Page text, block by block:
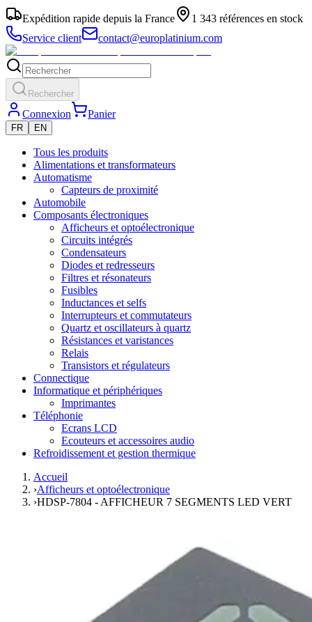
Expédition rapide depuis la France
1 343 références en stock
Service client
contact@europlatinium.com
Rechercher
Connexion Panier
FR EN
Tous les produits
Alimentations et transformateurs
Automatisme
Capteurs de proximité
Automobile
Composants électroniques
Afficheurs et optoélectronique
Circuits intégrés
Condensateurs
Diodes et redresseurs
Filtres et résonateurs
Fusibles
Inductances et selfs
Interrupteurs et commutateurs
Quartz et oscillateurs à quartz
Résistances et varistances
Relais
Transistors et régulateurs
Connectique
Informatique et périphériques
Imprimantes
Téléphonie
Ecrans LCD
Ecouteurs et accessoires audio
Refroidissement et gestion thermique
Accueil
›Afficheurs et optoélectronique
›HDSP-7804 - AFFICHEUR 7 SEGMENTS LED VERT